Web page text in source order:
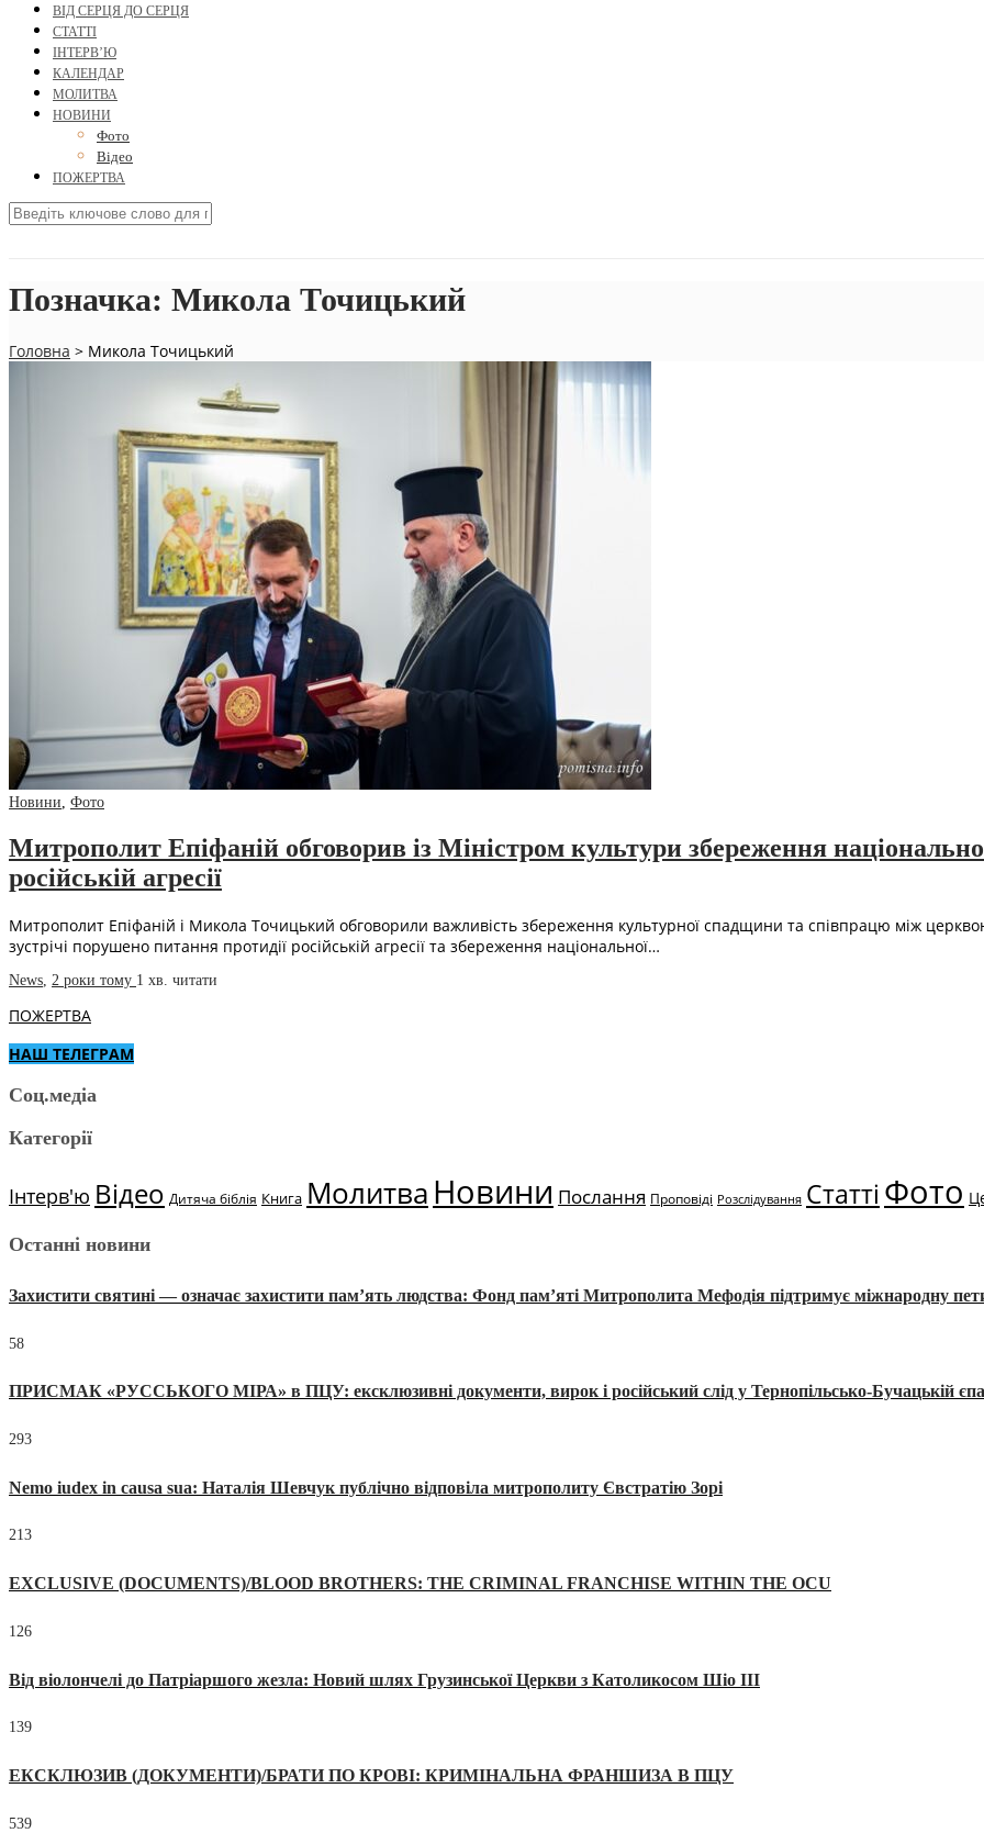
ВІД СЕРЦЯ ДО СЕРЦЯ
СТАТТІ
ІНТЕРВ’Ю
КАЛЕНДАР
МОЛИТВА
НОВИНИ
Фото
Відео
ПОЖЕРТВА
Позначка: Микола Точицький
Головна > Микола Точицький
Новини, Фото
Митрополит Епіфаній обговорив із Міністром культури збереження
російській агресії
Митрополит Епіфаній і Микола Точицький обговорили важливість збереження культурної спадщини та співпрацю між
зустрічі порушено питання протидії російській агресії та збереження національної…
News, 2 роки тому 1 хв. читати
ПОЖЕРТВА
НАШ ТЕЛЕГРАМ
Соц.медіа
Категорії
Інтерв'ю Відео Дитяча біблія Книга МолитваНовини Послання Проповіді Розслідування Статті Фото
Останні новини
Захистити святині — означає захистити пам’ять людства: Фонд пам’яті Митрополита Мефодія підтримує міжнародну
58
ПРИСМАК «РУССЬКОГО МІРА» в ПЦУ: ексклюзивні документи, вирок і російський слід у Тернопільсько-Бучацькій
293
Nemo iudex in causa sua: Наталія Шевчук публічно відповіла митрополиту Євстратію Зорі
213
EXCLUSIVE (DOCUMENTS)/BLOOD BROTHERS: THE CRIMINAL FRANCHISE WITHIN THE OCU
126
Від віолончелі до Патріаршого жезла: Новий шлях Грузинської Церкви з Католикосом Шіо III
139
ЕКСКЛЮЗИВ (ДОКУМЕНТИ)/БРАТИ ПО КРОВІ: КРИМІНАЛЬНА ФРАНШИЗА В ПЦУ
539